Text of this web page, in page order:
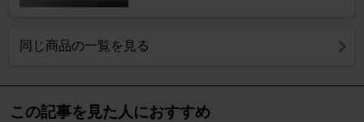
同じ商品の一覧を見る
この記事を見た人におすすめ